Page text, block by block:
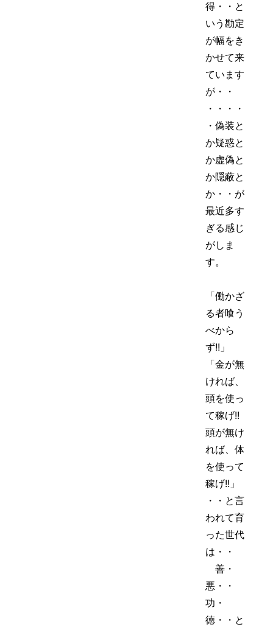
得・・と
いう勘定
が幅をき
かせて来
ています
が・・
・・・・
・偽装と
か疑惑と
か虚偽と
か隠蔽と
か・・が
最近多す
ぎる感じ
がしま
す。
「働かざ
る者喰う
べから
ず!!」
「金が無
ければ、
頭を使っ
て稼げ!!
頭が無け
れば、体
を使って
稼げ!!」
・・と言
われて育
った世代
は・・
善・
悪・・
功・
徳・・と